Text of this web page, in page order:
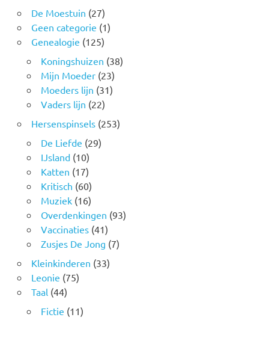
De Moestuin (27)
Geen categorie (1)
Genealogie (125)
Koningshuizen (38)
Mijn Moeder(23)
Moeders lijn (31)
Vaders lijn (22)
Hersenspinsels(253)
De Liefde (29)
IJsland(10)
Katten (17)
Kritisch (60)
Muziek(16)
Overdenkingen (93)
Vaccinaties(41)
Zusjes De Jong (7)
Kleinkinderen (33)
Leonie (75)
Taal(44)
Fictie (11)